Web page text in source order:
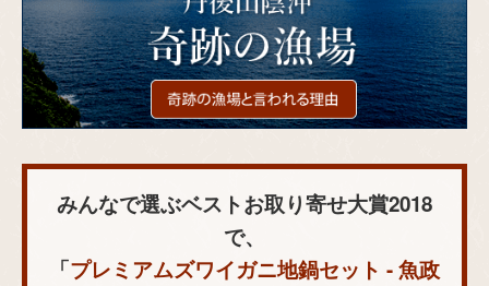
みんなで選ぶベストお取り寄せ大賞2018
で、
「プレミアムズワイガニ地鍋セット - 魚政